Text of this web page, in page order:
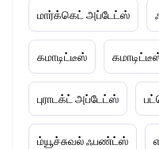
மார்க்கெட் அப்டேட்ஸ்
கமாடிட்டீஸ்
புராடக்ட் அப்டேட்ஸ்
ம்யூச்சுவல் ஃபண்ட்ஸ்